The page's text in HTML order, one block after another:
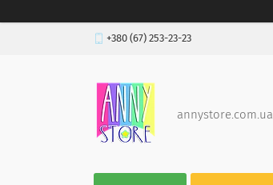
+380 (67) 253-23-23
annystore.com.ua